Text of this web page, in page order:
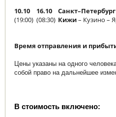
10.10
(19:00)
16.10
(08:30)
Санкт–Петербург
Кижи– Кузино –
Время отправления и
Цены указаны на одного
собой право на дальнейшее
В стоимость включено: